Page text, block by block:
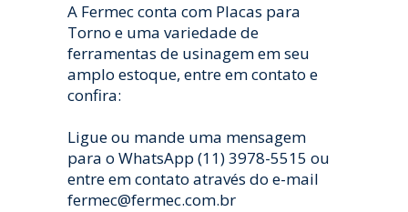
A Fermec conta com Placas para
Torno e uma variedade de
ferramentas de usinagem em seu
amplo estoque, entre em contato e
confira:
Ligue ou mande uma mensagem
para o WhatsApp (11) 3978-5515 ou
entre em contato através do e-mail
fermec@fermec.com.br